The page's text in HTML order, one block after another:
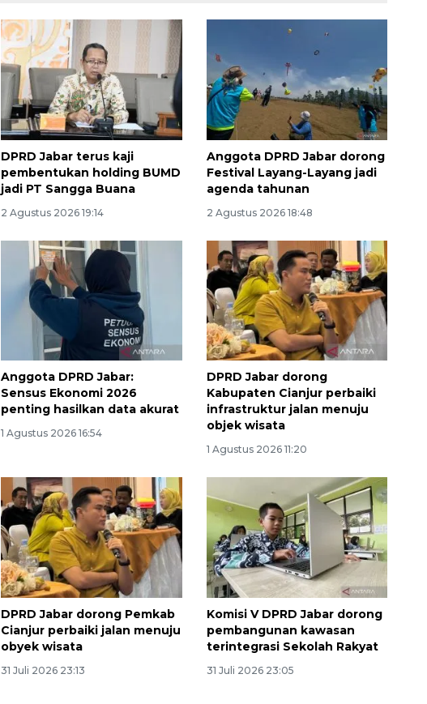
DPRD Jabar terus kaji
pembentukan holding BUMD
jadi PT Sangga Buana
2 Agustus 2026 19:14
Anggota DPRD Jabar dorong
Festival Layang-Layang jadi
agenda tahunan
2 Agustus 2026 18:48
Anggota DPRD Jabar:
Sensus Ekonomi 2026
penting hasilkan data akurat
1 Agustus 2026 16:54
DPRD Jabar dorong
Kabupaten Cianjur perbaiki
infrastruktur jalan menuju
objek wisata
1 Agustus 2026 11:20
DPRD Jabar dorong Pemkab
Cianjur perbaiki jalan menuju
obyek wisata
31 Juli 2026 23:13
Komisi V DPRD Jabar dorong
pembangunan kawasan
terintegrasi Sekolah Rakyat
31 Juli 2026 23:05
Sinyal positif perekonomian
Indonesia
2026-08-05 15:00:00